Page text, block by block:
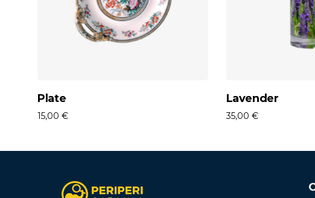
Plate
15,00 €
Lavender
35,00 €